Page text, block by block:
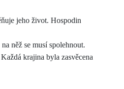
jeho život. Hospodin
něž se musí spolehnout.
krajina byla zasvěcena